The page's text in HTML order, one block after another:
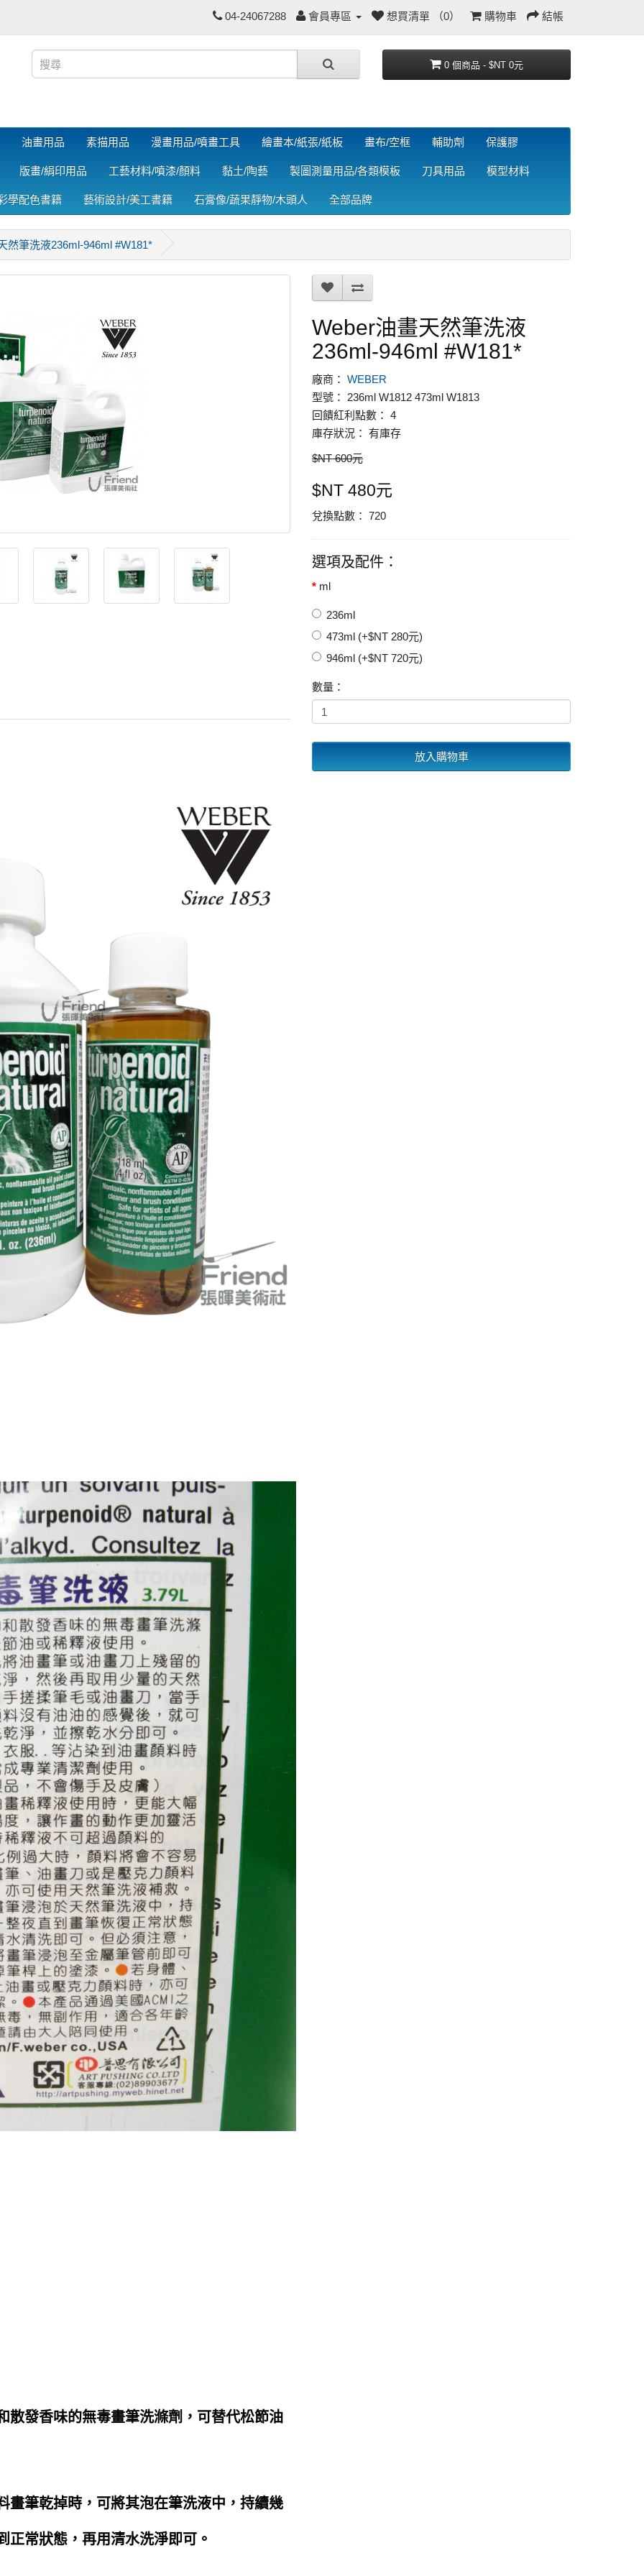
04-24067288 會員專區 想買清單 （0） 購物車 結帳
0 個商品 - $NT 0元
油畫用品 素描用品 漫畫用品/噴畫工具 繪畫本/紙張/紙板 畫布/空框 輔助劑 保護膠
版畫/絹印用品 工藝材料/噴漆/顏料 黏土/陶藝 製圖測量用品/各類模板 刀具用品 模型材料
學配色書籍 藝術設計/美工書籍 石膏像/蔬果靜物/木頭人 全部品牌
然筆洗液236ml-946ml #W181*
散發香味的無毒畫筆洗滌劑，可替代松節油
畫筆乾掉時，可將其泡在筆洗液中，持續幾
正常狀態，再用清水洗淨即可。
Weber油畫天然筆洗液
236ml-946ml #W181*
廠商： WEBER
型號： 236ml W1812 473ml W1813
回饋紅利點數： 4
庫存狀況： 有庫存
$NT 600元
$NT 480元
兌換點數： 720
選項及配件：
ml
236ml
473ml (+$NT 280元)
946ml (+$NT 720元)
數量：
放入購物車